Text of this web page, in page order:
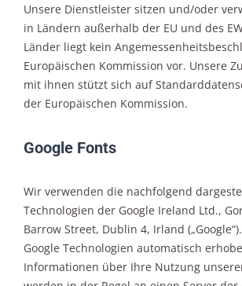
Unsere Dienstleister sitzen und/oder
in Ländern außerhalb der EU und des
Länder liegt kein
Europäischen Kommission vor. Unsere
mit ihnen stützt sich auf
der Europäischen Kommission.
Google Fonts
Wir verwenden die nachfolgend
Technologien der Google Ireland Ltd.,
Barrow Street, Dublin 4, Irland
Google Technologien automatisch
Informationen über Ihre Nutzung